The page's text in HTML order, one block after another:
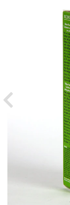
Previous